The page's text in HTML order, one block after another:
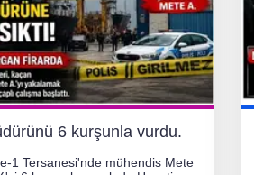
6 kurşunla vurdu.
1 Tersanesi'nde mühendis Mete